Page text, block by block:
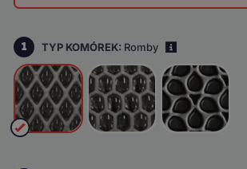
1 TYP KOMÓREK: Romby